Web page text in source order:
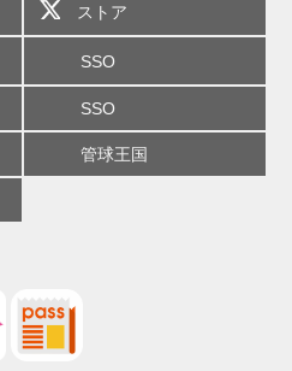
ストア
SSO
SSO
管球王国